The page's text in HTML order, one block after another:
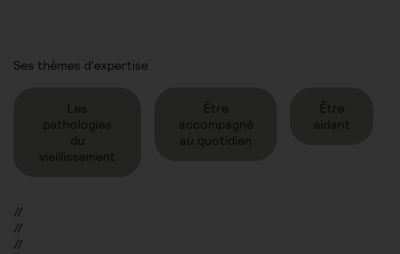
Ses thèmes d'expertise
Les
pathologies
du
vieillissement
Être
accompagné
au quotidien
Être
aidant
//
//
//